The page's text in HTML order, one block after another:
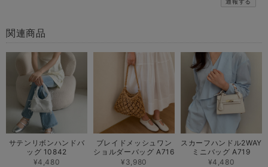
関連商品
サテンリボンハンドバ
ッグ 10842
¥4,480
ブレイドメッシュワン
ショルダーバッグ A716
¥3,980
スカーフハンドル2WAY
ミニバッグ A719
¥4,480